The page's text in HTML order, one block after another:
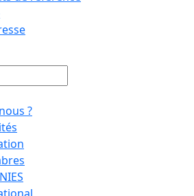
?